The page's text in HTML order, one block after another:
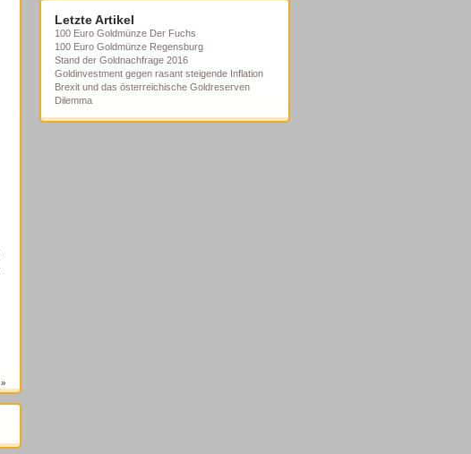
»
Letzte Artikel
100 Euro Goldmünze Der Fuchs
100 Euro Goldmünze Regensburg
Stand der Goldnachfrage 2016
Goldinvestment gegen rasant steigende Inflation
Brexit und das österreichische Goldreserven
Dilemma